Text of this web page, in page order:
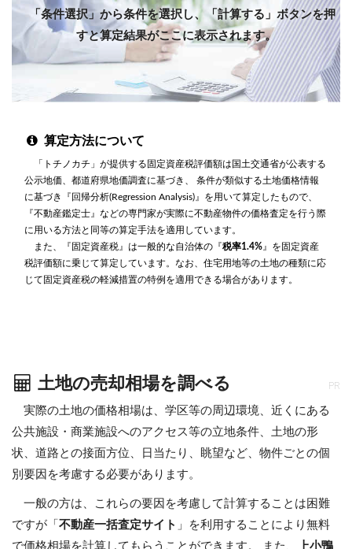
「条件選択」から条件を選択し、「計算する」ボタンを押
すと算定結果がここに表示されます。
算定方法について
「トチノカチ」が提供する固定資産税評価額は国土交通省が公表する
公示地価、都道府県地価調査に基づき、 条件が類似する土地価格情報
に基づき『回帰分析(Regression Analysis)』を用いて算定したもので、
『不動産鑑定士』などの専門家が実際に不動産物件の価格査定を行う際
に用いる方法と同等の算定手法を適用しています。
また、『固定資産税』は一般的な自治体の『 税率1.4%』を固定資産
税評価額に乗じて算定しています。なお、住宅用地等の土地の種類に応
じて固定資産税の軽減措置の特例を適用できる場合があります。
土地の売却相場を調べる PR
実際の土地の価格相場は、学区等の周辺環境、近くにある
公共施設・商業施設へのアクセス等の立地条件、土地の形
状、道路との接面方位、日当たり、眺望など、物件ごとの個
別要因を考慮する必要があります。
一般の方は、これらの要因を考慮して計算することは困難
ですが「 不動産一括査定サイト 」を利用することにより無料
で価格相場を計算してもらうことができます。 また、
上小鴨